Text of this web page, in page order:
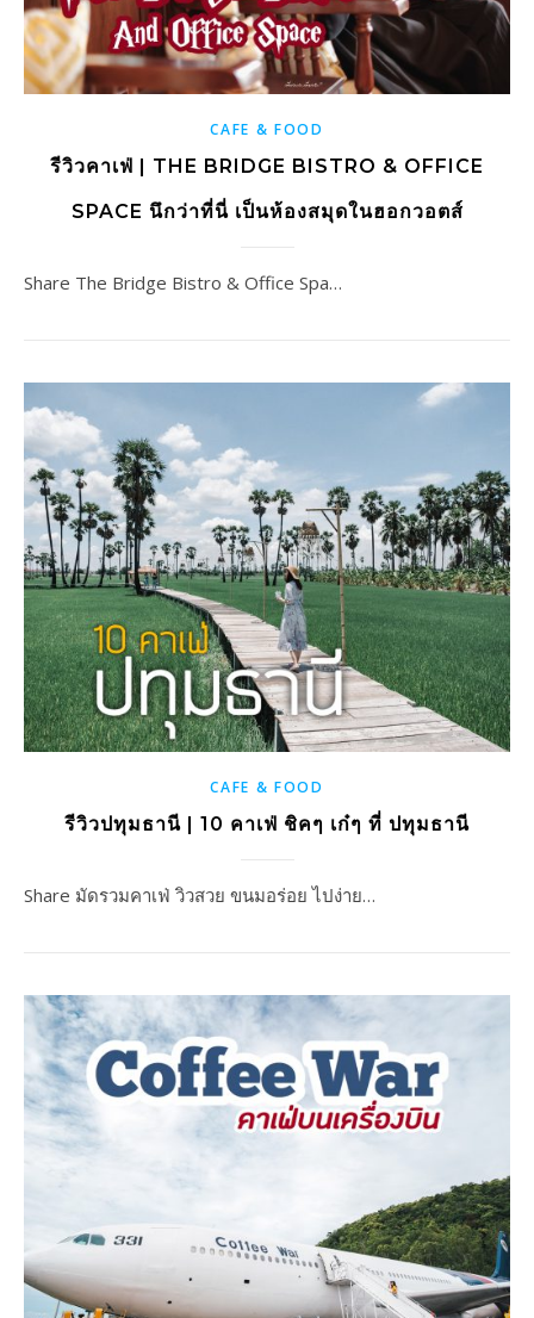
CAFE & FOOD
รีวิวคาเฟ่ | THE BRIDGE BISTRO & OFFICE
SPACE นึกว่าที่นี่ เป็นห้องสมุดในฮอกวอตส์
Share The Bridge Bistro & Office Spa…
CAFE & FOOD
รีวิวปทุมธานี | 10 คาเฟ่ ชิคๆ เก๋ๆ ที่ ปทุมธานี
Share มัดรวมคาเฟ่ วิวสวย ขนมอร่อย ไปง่าย…